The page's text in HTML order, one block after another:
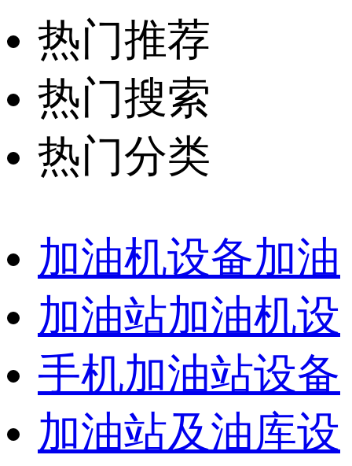
热门推荐
热门搜索
热门分类
加油机设备加油
加油站加油机设
手机加油站设备
加油站及油库设